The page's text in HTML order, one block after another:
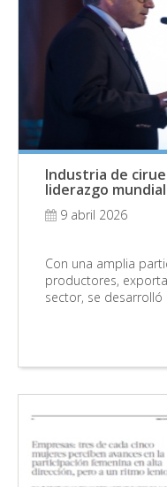
Industria de
liderazgo
9 abril 2026
Con una amplia
productores,
sector, se desarrolló